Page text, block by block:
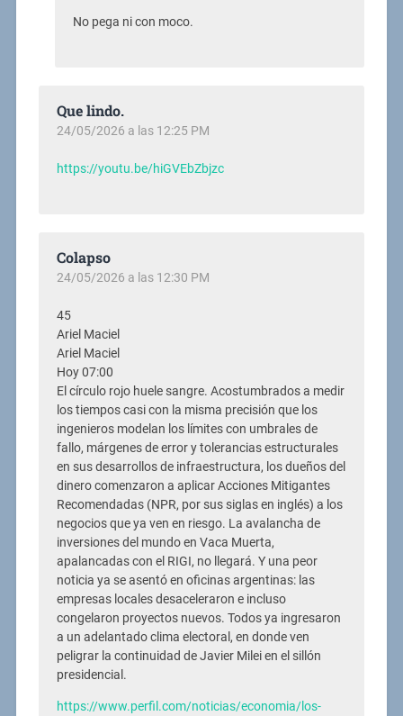
No pega ni con moco.
Que lindo.
24/05/2026 a las 12:25 PM
https://youtu.be/hiGVEbZbjzc
Colapso
24/05/2026 a las 12:30 PM
45
Ariel Maciel
Ariel Maciel
Hoy 07:00
El círculo rojo huele sangre. Acostumbrados a medir
los tiempos casi con la misma precisión que los
ingenieros modelan los límites con umbrales de
fallo, márgenes de error y tolerancias estructurales
en sus desarrollos de infraestructura, los dueños del
dinero comenzaron a aplicar Acciones Mitigantes
Recomendadas (NPR, por sus siglas en inglés) a los
negocios que ya ven en riesgo. La avalancha de
inversiones del mundo en Vaca Muerta,
apalancadas con el RIGI, no llegará. Y una peor
noticia ya se asentó en oficinas argentinas: las
empresas locales desaceleraron e incluso
congelaron proyectos nuevos. Todos ya ingresaron
a un adelantado clima electoral, en donde ven
peligrar la continuidad de Javier Milei en el sillón
presidencial.
https://www.perfil.com/noticias/economia/los-